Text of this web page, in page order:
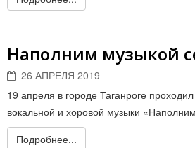
Наполним музыкой
26 АПРЕЛЯ 2019
19 апреля в городе Таганроге
вокальной и хоровой музыки
Подробнее...